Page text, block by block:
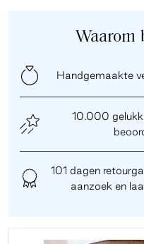
Waarom
Handgemaakte
10.000
101 dagen
aanzoek en